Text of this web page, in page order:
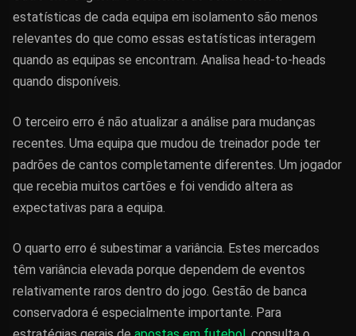
estatísticas de cada equipa em isolamento são menos
relevantes do que como essas estatísticas interagem
quando as equipas se encontram. Analisa head-to-heads
quando disponíveis.
O terceiro erro é não atualizar a análise para mudanças
recentes. Uma equipa que mudou de treinador pode ter
padrões de cantos completamente diferentes. Um jogador
que recebia muitos cartões e foi vendido altera as
expectativas para a equipa.
O quarto erro é subestimar a variância. Estes mercados
têm variância elevada porque dependem de eventos
relativamente raros dentro do jogo. Gestão de banca
conservadora é especialmente importante. Para